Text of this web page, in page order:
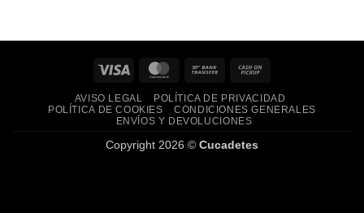
Visa MasterCardBank
Pickup
AVISO LEGAL
POLÍTICA DE PRIVACIDAD
POLÍTICA DE COOKIES
CONDICIONES GENERALES
ENVÍOS Y DEVOLUCIONES
Copyright 2026 © Cucadetes